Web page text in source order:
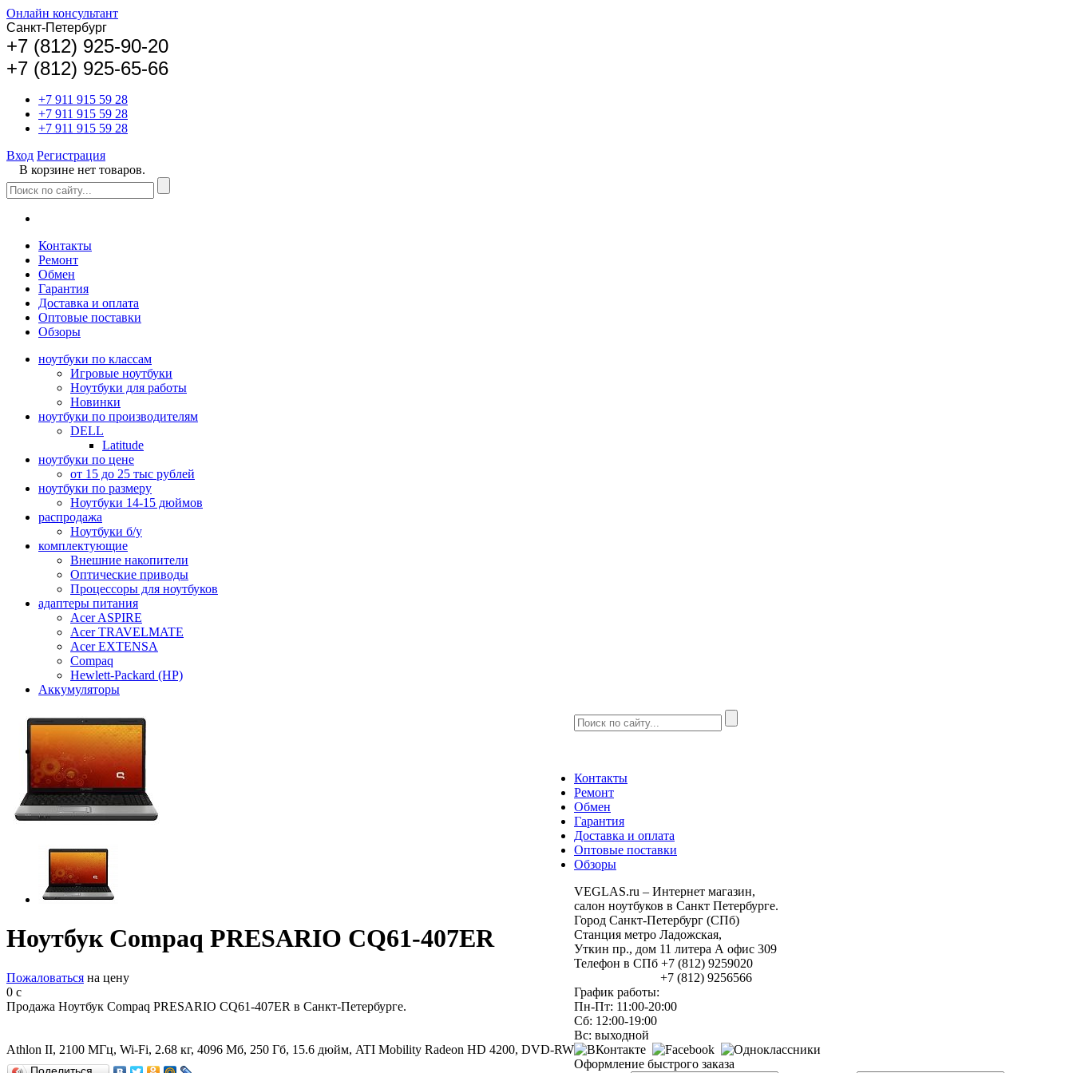
Онлайн консультант
Санкт-Петербург
+7 (812) 925-90-20
+7 (812) 925-65-66
+7 911 915 59 28
+7 911 915 59 28
+7 911 915 59 28
Вход Регистрация
В корзине нет товаров.
Контакты
Ремонт
Обмен
Гарантия
Доставка и оплата
Оптовые поставки
Обзоры
ноутбуки по классам
Игровые ноутбуки
Ноутбуки для работы
Новинки
ноутбуки по производителям
DELL
Latitude
ноутбуки по цене
от 15 до 25 тыс рублей
ноутбуки по размеру
Ноутбуки 14-15 дюймов
распродажа
Ноутбуки б/у
комплектующие
Внешние накопители
Оптические приводы
Процессоры для ноутбуков
адаптеры питания
Acer ASPIRE
Acer TRAVELMATE
Acer EXTENSA
Compaq
Hewlett-Packard (HP)
Аккумуляторы
Ноутбук Compaq PRESARIO CQ61-407ER
Пожаловаться на цену
0 c
Продажа Ноутбук Compaq PRESARIO CQ61-407ER в Санкт-Петербурге.
Athlon II, 2100 МГц, Wi-Fi, 2.68 кг, 4096 Мб, 250 Гб, 15.6 дюйм, ATI Mobility Radeon HD 4200, DVD-RW
Контакты
Ремонт
Обмен
Гарантия
Доставка и оплата
Оптовые поставки
Обзоры
VEGLAS.ru – Интернет магазин,
салон ноутбуков в Санкт Петербурге.
Город Санкт-Петербург (СПб)
Станция метро Ладожская,
Уткин пр., дом 11 литера А офис 309
Телефон в СПб +7 (812) 9259020
+7 (812) 9256566
График работы:
Пн-Пт: 11:00-20:00
Сб: 12:00-19:00
Вс: выходной
Оформление быстрого заказа